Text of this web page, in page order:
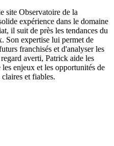
site Observatoire de la
expérience dans le domaine
il suit de près les tendances du
Son expertise lui permet de
franchisés et d'analyser les
averti, Patrick aide les
enjeux et les opportunités de
et fiables.